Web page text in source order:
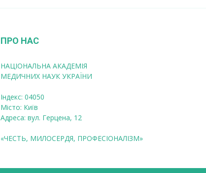
ПРО НАС
НАЦІОНАЛЬНА АКАДЕМІЯ
МЕДИЧНИХ НАУК УКРАЇНИ
Індекс: 04050
Місто: Київ
Адреса: вул. Герцена, 12
«ЧЕСТЬ, МИЛОСЕРДЯ, ПРОФЕСІОНАЛІЗМ»